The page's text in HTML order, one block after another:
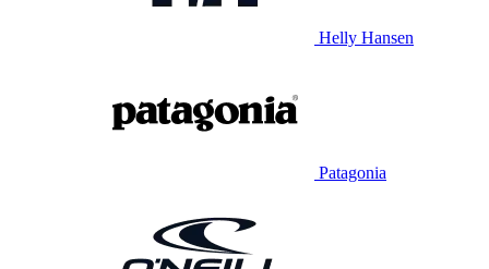
Helly Hansen
Patagonia